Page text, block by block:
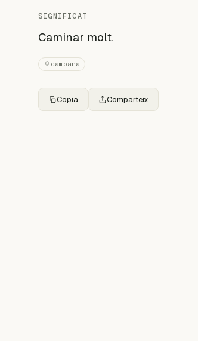
SIGNIFICAT
Caminar molt.
campana
Copia Comparteix